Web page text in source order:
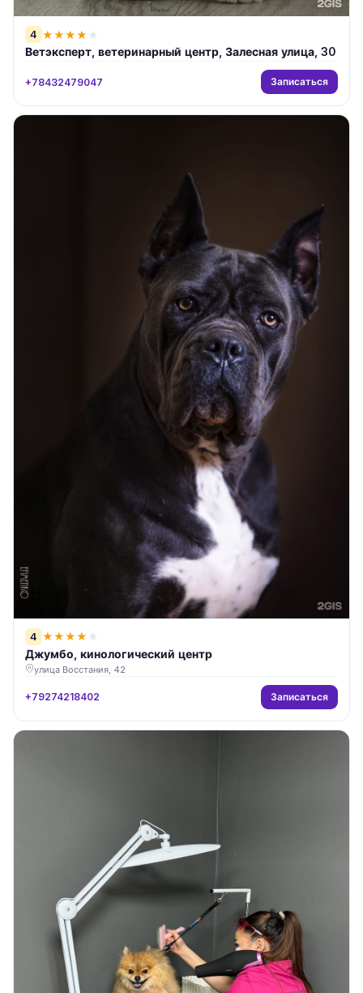
4 ★★★★ ★
Ветэксперт, ветеринарный центр, Залесная улица, 30
+78432479047 Записаться
4 ★★★★ ★
Джумбо, кинологический центр
улица Восстания, 42
+79274218402 Записаться